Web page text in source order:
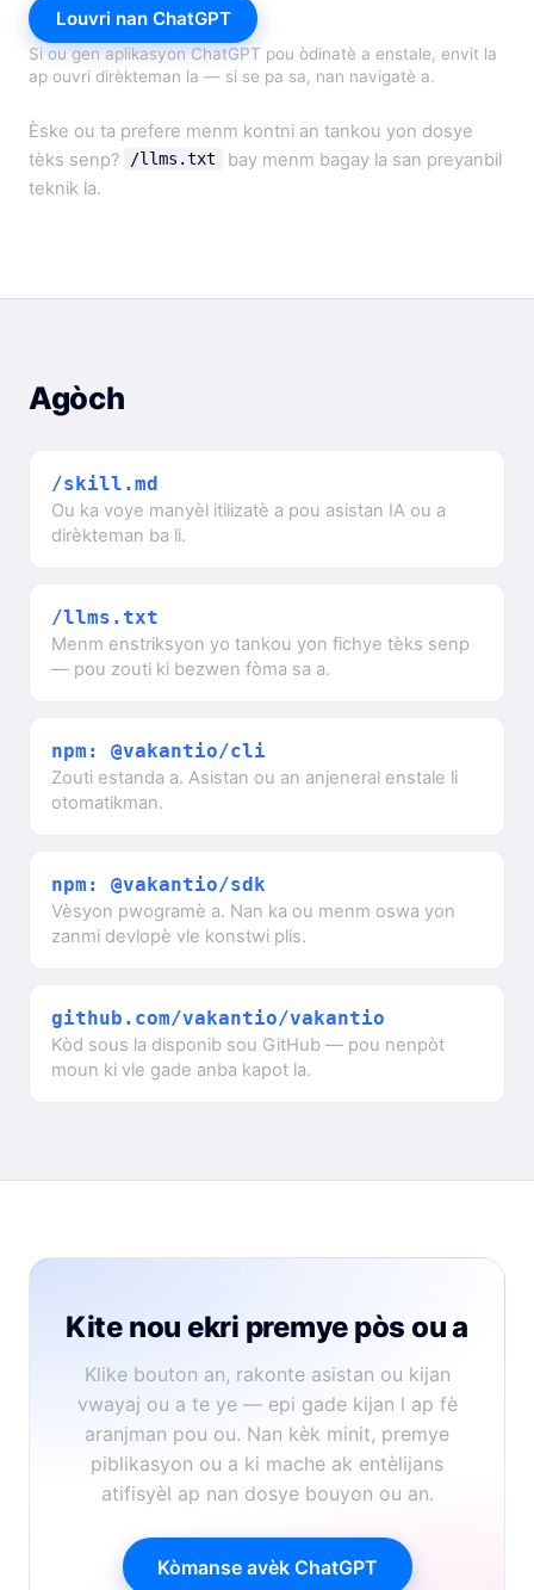
Louvri nan ChatGPT
Si ou gen aplikasyon ChatGPT pou òdinatè a enstale, envit la
ap ouvri dirèkteman la — si se pa sa, nan navigatè a.
Èske ou ta prefere menm kontni an tankou yon dosye
tèks senp?
/llms.txt
bay menm bagay la san preyanbil
teknik la.
Agòch
/skill.md
Ou ka voye manyèl itilizatè a pou asistan IA ou a
dirèkteman ba li.
/llms.txt
Menm enstriksyon yo tankou yon fichye tèks senp
— pou zouti ki bezwen fòma sa a.
npm: @vakantio/cli
Zouti estanda a. Asistan ou an anjeneral enstale li
otomatikman.
npm: @vakantio/sdk
Vèsyon pwogramè a. Nan ka ou menm oswa yon
zanmi devlopè vle konstwi plis.
github.com/vakantio/vakantio
Kòd sous la disponib sou GitHub — pou nenpòt
moun ki vle gade anba kapot la.
Kite nou ekri premye pòs ou a
Klike bouton an, rakonte asistan ou kijan
vwayaj ou a te ye — epi gade kijan l ap fè
aranjman pou ou. Nan kèk minit, premye
piblikasyon ou a ki mache ak entèlijans
atifisyèl ap nan dosye bouyon ou an.
Kòmanse avèk ChatGPT